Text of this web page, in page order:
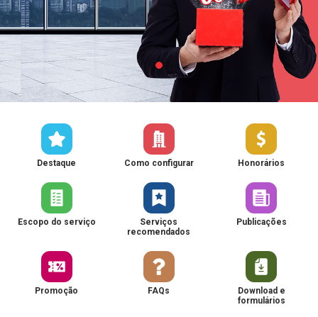
Destaque Como configurar Honorários
Escopo do serviço
Serviços
recomendados
Publicações
Promoção FAQs
Download e
formulários